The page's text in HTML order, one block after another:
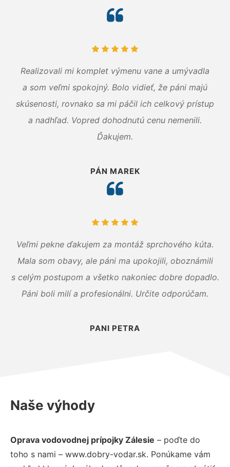
Realizovali mi komplet výmenu vane a umývadla
a som veľmi spokojný. Bolo vidieť, že páni majú
skúsenosti, rovnako sa mi páčil ich celkový prístup
a nadhľad. Vopred dohodnutú cenu nemenili.
Ďakujem.
PÁN MAREK
Veľmi pekne ďakujem za montáž sprchového kúta.
Mala som obavy, ale páni ma upokojili, oboznámili
s celým postupom a všetko nakoniec dobre dopadlo.
Páni boli milí a profesionálni. Určite odporúčam.
PANI PETRA
Naše výhody
Oprava vodovodnej prípojky Zálesie – poďte do
toho s nami – www.dobry-vodar.sk. Ponúkame vám